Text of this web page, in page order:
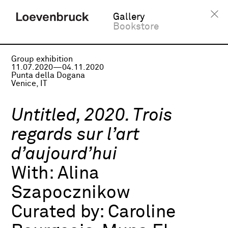
Gallery
Bookstore
Group exhibition
11.07.2020—04.11.2020
Punta della Dogana
Venice, IT
Untitled, 2020. Trois
regards sur l’art
d’aujourd’hui
With:Alina
Szapocznikow
Curated by: Caroline